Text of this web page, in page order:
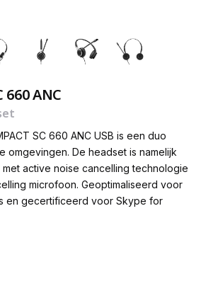
660 ANC
SC 660 ANC USB is een duo
omgevingen. De headset is namelijk
active noise cancelling technologie
microfoon. Geoptimaliseerd voor
en gecertificeerd voor Skype for